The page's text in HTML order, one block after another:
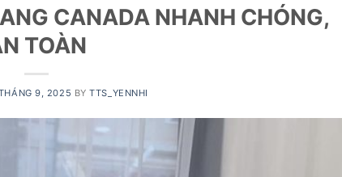
CANADA NHANH CHÓNG,
TOÀN
9, 2025 BYTTS_YENNHI